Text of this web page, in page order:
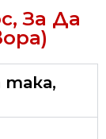
За Да
така,